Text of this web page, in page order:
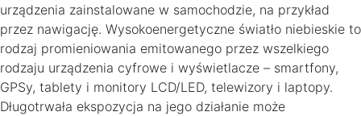
urządzenia zainstalowane w samochodzie, na przykład
przez nawigację. Wysokoenergetyczne światło niebieskie to
rodzaj promieniowania emitowanego przez wszelkiego
rodzaju urządzenia cyfrowe i wyświetlacze – smartfony,
GPSy, tablety i monitory LCD/LED, telewizory i laptopy.
Długotrwała ekspozycja na jego działanie może